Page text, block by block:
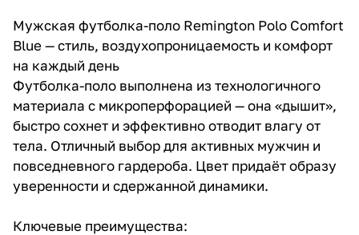
Мужская футболка-поло Remington Polo Comfort
Blue — стиль, воздухопроницаемость и комфорт
на каждый день
Футболка-поло выполнена из технологичного
материала с микроперфорацией — она «дышит»,
быстро сохнет и эффективно отводит влагу от
тела. Отличный выбор для активных мужчин и
повседневного гардероба. Цвет придаёт образу
уверенности и сдержанной динамики.
Ключевые преимущества: